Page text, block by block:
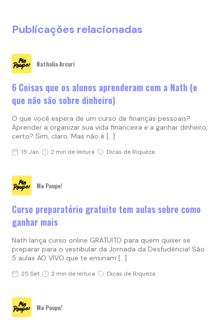
Publicações relacionadas
Nathalia Arcuri
6 Coisas que os alunos aprenderam com a Nath (e
que não são sobre dinheiro)
O que você espera de um curso de finanças pessoais?
Aprender a organizar sua vida financeira e a ganhar dinheiro,
certo? Sim, claro. Mas não é […]
15 Jan 2 min de leitura Dicas de Riqueza
Me Poupe!
Curso preparatório gratuito tem aulas sobre como
ganhar mais
Nath lança curso online GRATUITO para quem quiser se
preparar para o vestibular da Jornada da Desfudência! São
5 aulas AO VIVO que te ensinam […]
25 Set 2 min de leitura Dicas de Riqueza
Me Poupe!